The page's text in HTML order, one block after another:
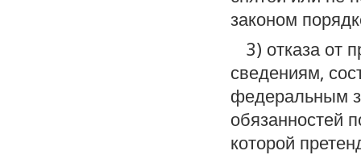
законом
3) отказа от
сведениям,
федеральным
обязанностей
которой